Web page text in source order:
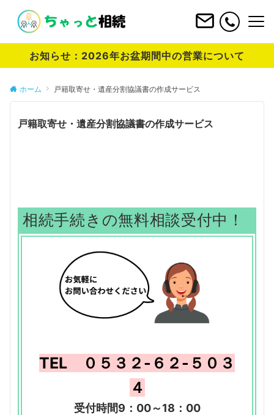
お知らせ：2026年お盆期間中の営業について
ホーム 戸籍取寄せ・遺産分割協議書の作成サービス
戸籍取寄せ・遺産分割協議書の作成サービス
相続手続きの無料相談受付中 ！
TEL ０５３２-６２-５０３
４
受付時間9：00～18：00